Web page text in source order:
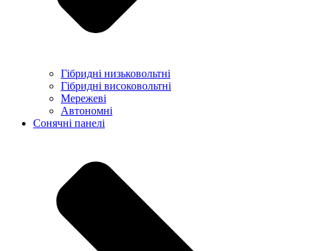
Гібридні низьковольтні
Гібридні високовольтні
Мережеві
Автономні
Сонячні панелі